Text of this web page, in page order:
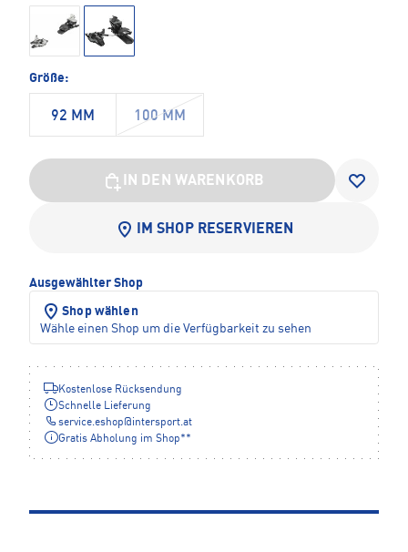
Größe:
92 MM 100 MM
IN DEN WARENKORB
IM SHOP RESERVIEREN
Ausgewählter Shop
Shop wählen
Wähle einen Shop um die Verfügbarkeit zu sehen
Kostenlose Rücksendung
Schnelle Lieferung
service.eshop@intersport.at
Gratis Abholung im Shop**